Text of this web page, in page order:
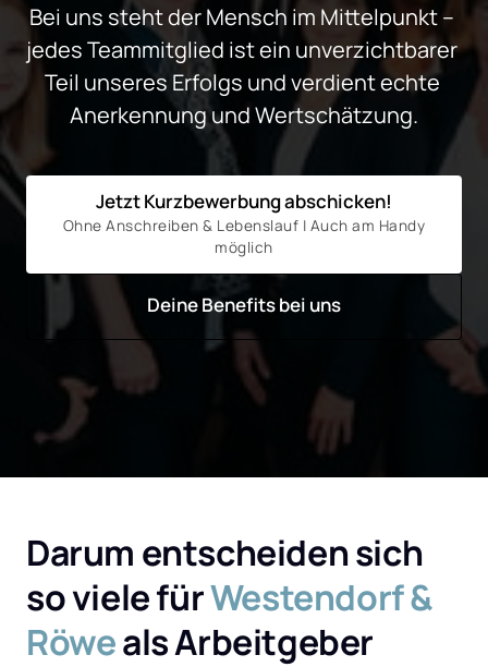
Bei uns steht der Mensch im Mittelpunkt –
jedes Teammitglied ist ein unverzichtbarer
Teil unseres Erfolgs und verdient echte
Anerkennung und Wertschätzung.
Jetzt Kurzbewerbung abschicken!
Ohne Anschreiben & Lebenslauf | Auch am Handy
möglich
Deine Benefits bei uns
Darum entscheiden sich
so viele für Westendorf
Röwe als Arbeitgeber